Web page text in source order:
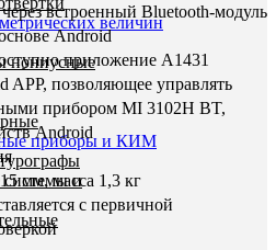
величин
нониусные
приборы и КИМ
системы и
встроенный Bluetooth-модуль
Android
приложение А1431
позволяющее управлять
прибором MI 3102H BT,
Android
мм, масса 1,3 кг
с первичной